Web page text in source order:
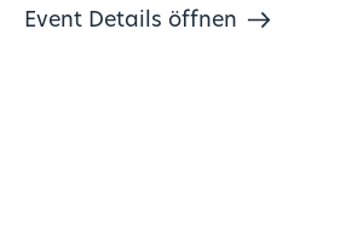
Event Details öffnen